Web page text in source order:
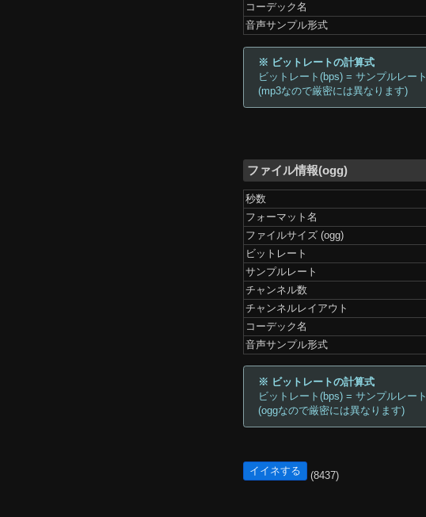
コーデック名
音声サンプル形式
※ ビットレートの計算式
ビットレート(bps) = サンプルレー
(mp3なので厳密には異なります)
ファイル情報(ogg)
秒数
フォーマット名
ファイルサイズ (ogg)
ビットレート
サンプルレート
チャンネル数
チャンネルレイアウト
コーデック名
音声サンプル形式
※ ビットレートの計算式
ビットレート(bps) = サンプルレー
(oggなので厳密には異なります)
イイネする (8437)